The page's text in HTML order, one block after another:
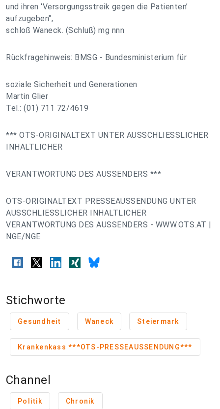
und ihren ‘Versorgungsstreik gegen die Patienten’
aufzugeben",
schloß Waneck. (Schluß) mg nnn
Rückfragehinweis: BMSG - Bundesministerium für
soziale Sicherheit und Generationen
Martin Glier
Tel.: (01) 711 72/4619
*** OTS-ORIGINALTEXT UNTER AUSSCHLIESSLICHER
INHALTLICHER
VERANTWORTUNG DES AUSSENDERS ***
OTS-ORIGINALTEXT PRESSEAUSSENDUNG UNTER
AUSSCHLIESSLICHER INHALTLICHER
VERANTWORTUNG DES AUSSENDERS - WWW.OTS.AT |
NGE/NGE
Stichworte
Gesundheit Waneck Steiermark
Krankenkass ***OTS-PRESSEAUSSENDUNG***
Channel
Politik Chronik